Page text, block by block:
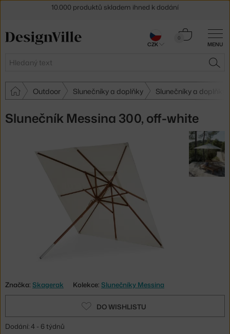
MENU
Hledat
0
Košík
Outdoor Slunečníky a doplňky Slunečníky a doplňky
Slunečník Messina 300, off-white
Značka: Skagerak Kolekce: Slunečníky Messina
DO WISHLISTU
Dodání: 4 - 6 týdnů
30 dní na vrácení zboží
CZK